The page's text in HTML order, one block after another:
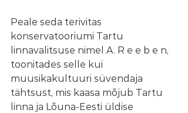
Peale seda terivitas
konservatooriumi Tartu
linnavalitsuse nimel A. R e e b e n,
toonitades selle kui
muusikakultuuri süvendaja
tähtsust, mis kaasa mõjub Tartu
linna ja Lõuna-Eesti üldise